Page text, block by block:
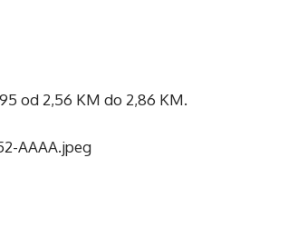
od 2,56 KM do 2,86 KM.